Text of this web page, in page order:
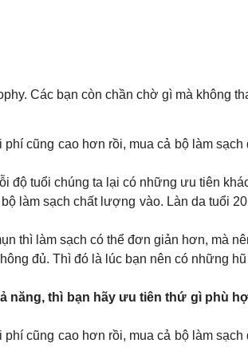
Các bạn còn chần chờ gì mà không
cũng cao hơn rồi, mua cả bộ làm
độ tuổi chúng ta lại có những ưu tiên
làm sạch chất lượng vào. Làn da tuổi
thì làm sạch có thể đơn giản hơn, mà
đủ. Thì đó là lúc bạn nên có những
thì bạn hãy ưu tiên thứ gì phù
cũng cao hơn rồi, mua cả bộ làm